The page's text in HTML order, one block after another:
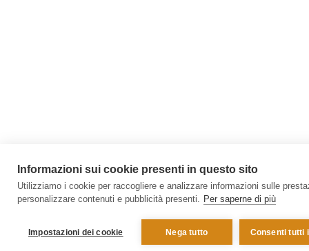
Informazioni sui cookie presenti in questo sito
Utilizziamo i cookie per raccogliere e analizzare informazioni sulle
personalizzare contenuti e pubblicità presenti. Per saperne di più
Impostazioni dei cookie Nega tutto Consenti tutti